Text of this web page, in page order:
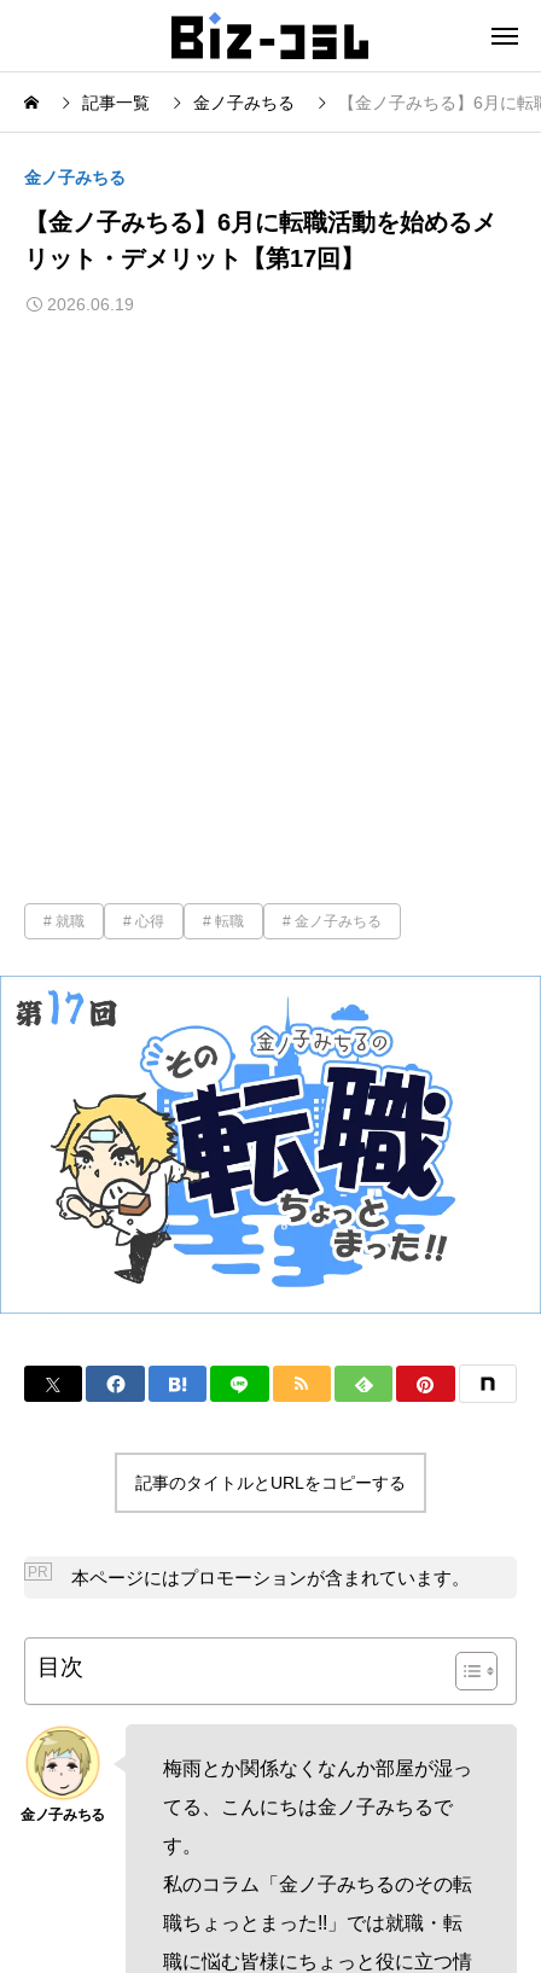
記事一覧 金ノ子みちる 【金ノ子みちる】6月に
金ノ子みちる
【金ノ子みちる】6月に転職活動を始めるメ
リット・デメリット【第17回】
2026.06.19
就職 心得 転職 金ノ子みちる
記事のタイトルとURLをコピーする
PR 本ページにはプロモーションが含まれています。
目次
梅雨とか関係なくなんか部屋が湿っ
てる、こんにちは金ノ子みちるで
す。
私のコラム「金ノ子みちるのその転
職ちょっとまった!!」では就職・転
職に悩む皆様にちょっと役に立つ情